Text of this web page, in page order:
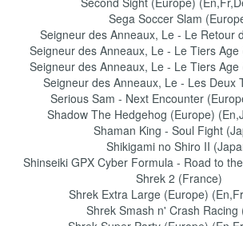
Sega Soccer Slam
Seigneur des Anneaux, Le - Le Retour
Seigneur des Anneaux, Le - Le Tiers
Seigneur des Anneaux, Le - Le Tiers
Seigneur des Anneaux, Le - Les Deux
Serious Sam - Next Encounter
Shadow The Hedgehog (Europe)
Shaman King - Soul Fight
Shikigami no Shiro II
Shinseiki GPX Cyber Formula - Road to
Shrek 2 (France)
Shrek Extra Large (Europe)
Shrek Smash n' Crash Racing